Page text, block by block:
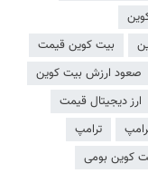
بیت کوین قیمت
صعود ارزش بيت کوین
ارز دیجیتال قیمت
ترامپ
کوین بومی